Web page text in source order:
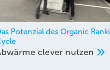
Potenzial des Organic
clever nutzen